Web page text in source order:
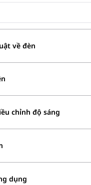
về đèn
chỉnh độ sáng
dụng